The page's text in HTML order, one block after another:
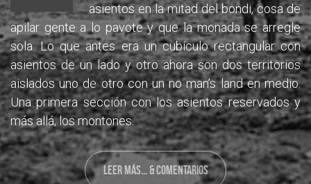
asientos en la mitad del bondi, cosa de
apilar gente a lo pavote y que la monada se arregle
sola. Lo que antes era un cubículo rectangular con
asientos de un lado y otro ahora son dos territorios
aislados uno de otro con un no man’s land en medio.
Una primera sección con los asientos reservados y
más allá, los montones.
LEER MÁS... & COMENTARIOS